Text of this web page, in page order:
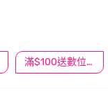
滿$100送數位印花